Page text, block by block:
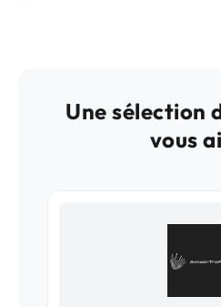
Une sélection
vous